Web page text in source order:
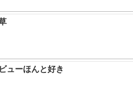
ューほんと好き